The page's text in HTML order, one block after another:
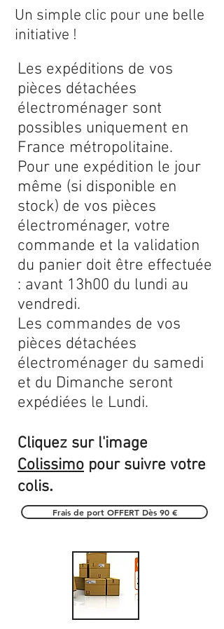
Les expéditions de vos
pièces détachées
électroménager sont
possibles uniquement en
France métropolitaine.
Pour une expédition le jour
même (si disponible en
stock) de vos pièces
électroménager, votre
commande et la validation
du panier doit être effectuée
: avant 13h00 du lundi au
vendredi.
Les commandes de vos
pièces détachées
électroménager du samedi
et du Dimanche seront
expédiées le Lundi.
Cliquez sur l'image
Colissimo pour suivre votre
colis.
Un simple clic pour une belle
initiative !
Frais de port OFFERT Dès 90 €